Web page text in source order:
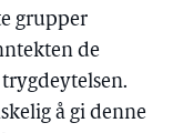
grupper
de
å gi denne